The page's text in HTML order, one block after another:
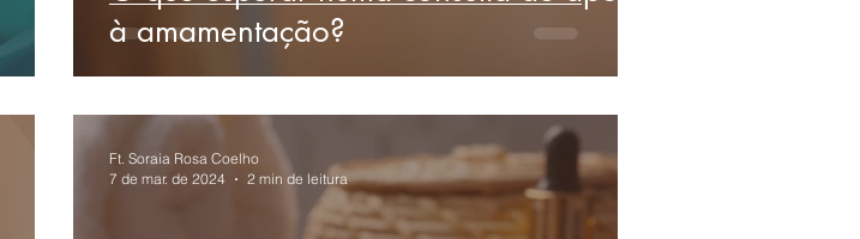
à amamentação?
Ft. Soraia Rosa Coelho
7 de mar. de 2024
2 min de leitura